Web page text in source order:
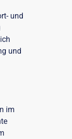
und
und
im